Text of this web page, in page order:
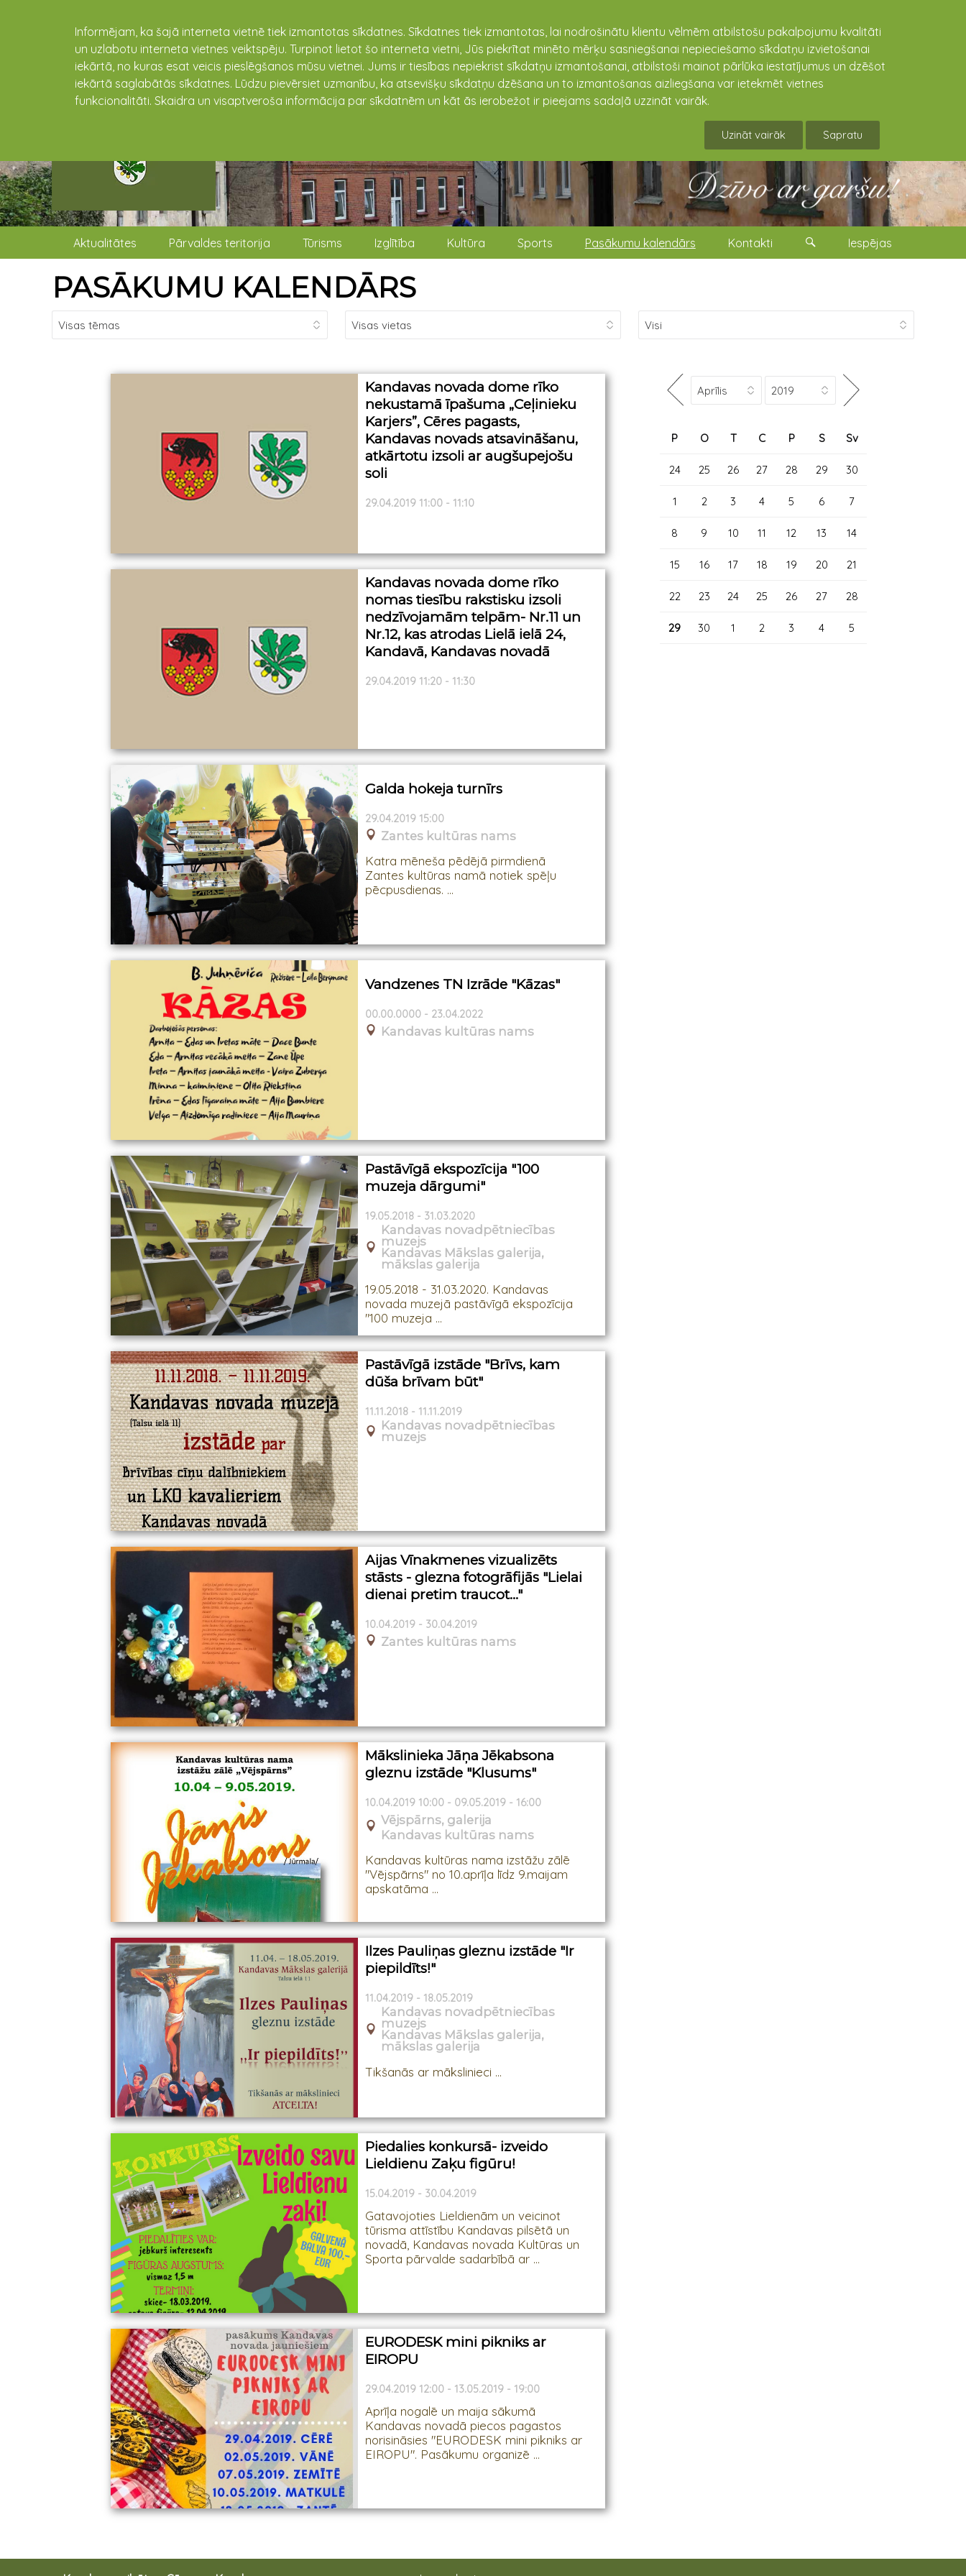
Informējam, ka šajā interneta vietnē tiek izmantotas sīkdatnes. Sīkdatnes tiek izmantotas, lai nodrošinātu klientu vēlmēm atbilstošu pakalpojumu kvalitāti
un uzlabotu interneta vietnes veiktspēju. Turpinot lietot šo interneta vietni, Jūs piekrītat minēto mērķu sasniegšanai nepieciešamo sīkdatņu izvietošanai
iekārtā, no kuras esat veicis pieslēgšanos mūsu vietnei. Jums ir tiesības nepiekrist sīkdatņu izmantošanai, atbilstoši mainot pārlūka iestatījumus un dzēšot
iekārtā saglabātās sīkdatnes. Lūdzu pievērsiet uzmanību, ka atsevišķu sīkdatņu dzēšana un to izmantošanas aizliegšana var ietekmēt vietnes
funkcionalitāti. Skaidra un visaptveroša informācija par sīkdatnēm un kāt ās ierobežot ir pieejams sadaļā uzzināt vairāk.
Uzināt vairāk Sapratu
Aktualitātes Pārvaldes teritorija Tūrisms Izglītība Kultūra Sports Pasākumu kalendārs Kontakti Iespējas
PASĀKUMU KALENDĀRS
Kandavas novada dome rīko
nekustamā īpašuma „Ceļinieku
Karjers”, Cēres pagasts,
Kandavas novads atsavināšanu,
atkārtotu izsoli ar augšupejošu
soli
29.04.2019 11:00 - 11:10
Kandavas novada dome rīko
nomas tiesību rakstisku izsoli
nedzīvojamām telpām- Nr.11 un
Nr.12, kas atrodas Lielā ielā 24,
Kandavā, Kandavas novadā
29.04.2019 11:20 - 11:30
Galda hokeja turnīrs
29.04.2019 15:00
Zantes kultūras nams
Katra mēneša pēdējā pirmdienā
Zantes kultūras namā notiek spēļu
pēcpusdienas. ...
Vandzenes TN Izrāde "Kāzas"
00.00.0000 - 23.04.2022
Kandavas kultūras nams
Pastāvīgā ekspozīcija "100
muzeja dārgumi"
19.05.2018 - 31.03.2020
Kandavas novadpētniecības
muzejs
Kandavas Mākslas galerija,
mākslas galerija
19.05.2018 - 31.03.2020. Kandavas
novada muzejā pastāvīgā ekspozīcija
"100 muzeja ...
Pastāvīgā izstāde "Brīvs, kam
dūša brīvam būt"
11.11.2018 - 11.11.2019
Kandavas novadpētniecības
muzejs
Aijas Vīnakmenes vizualizēts
stāsts - glezna fotogrāfijās "Lielai
dienai pretim traucot..."
10.04.2019 - 30.04.2019
Zantes kultūras nams
Mākslinieka Jāņa Jēkabsona
gleznu izstāde "Klusums"
10.04.2019 10:00 - 09.05.2019 - 16:00
Vējspārns, galerija
Kandavas kultūras nams
Kandavas kultūras nama izstāžu zālē
"Vējspārns" no 10.aprīļa līdz 9.maijam
apskatāma ...
Ilzes Pauliņas gleznu izstāde "Ir
piepildīts!"
11.04.2019 - 18.05.2019
Kandavas novadpētniecības
muzejs
Kandavas Mākslas galerija,
mākslas galerija
Tikšanās ar mākslinieci ...
Piedalies konkursā- izveido
Lieldienu Zaķu figūru!
15.04.2019 - 30.04.2019
Gatavojoties Lieldienām un veicinot
tūrisma attīstību Kandavas pilsētā un
novadā, Kandavas novada Kultūras un
Sporta pārvalde sadarbībā ar ...
EURODESK mini pikniks ar
EIROPU
29.04.2019 12:00 - 13.05.2019 - 19:00
Aprīļa nogalē un maija sākumā
Kandavas novadā piecos pagastos
norisināsies "EURODESK mini pikniks ar
EIROPU". Pasākumu organizē ...
P O T C P S Sv
24 25 26 27 28 29 30
1 2 3 4 5 6 7
8 9 10 11 12 13 14
15 16 17 18 19 20 21
22 23 24 25 26 27 28
29 30 1 2 3 4 5